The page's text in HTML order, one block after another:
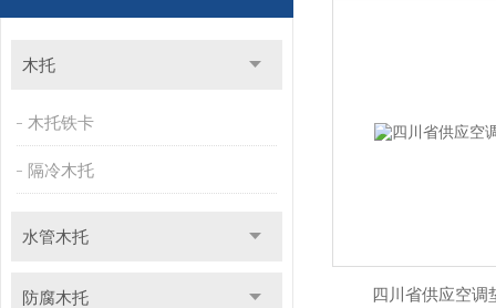
木托
木托铁卡
隔冷木托
水管木托
防腐木托 四川省供应空调